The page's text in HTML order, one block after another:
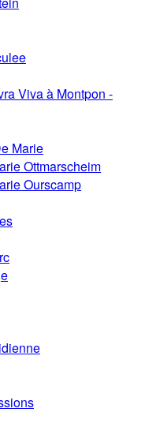
Viva à Montpon -
Marie
Ottmarscheim
Ourscamp